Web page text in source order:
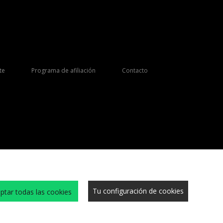
Programa de afiliación Contacto
y condiciones Cookies Trabaja con nosotros Sitio Seguro Privacidad
Tu configuración de cookies
todas las cookies